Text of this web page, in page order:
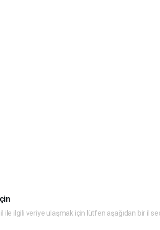
il ile ilgili veriye ulaşmak için lütfen aşağıdan bir il